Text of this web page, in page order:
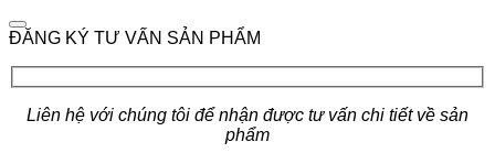
ĐĂNG KÝ TƯ VẤN SẢN PHẨM
Liên hệ với chúng tôi để nhận được tư vấn chi tiết về sản
phẩm